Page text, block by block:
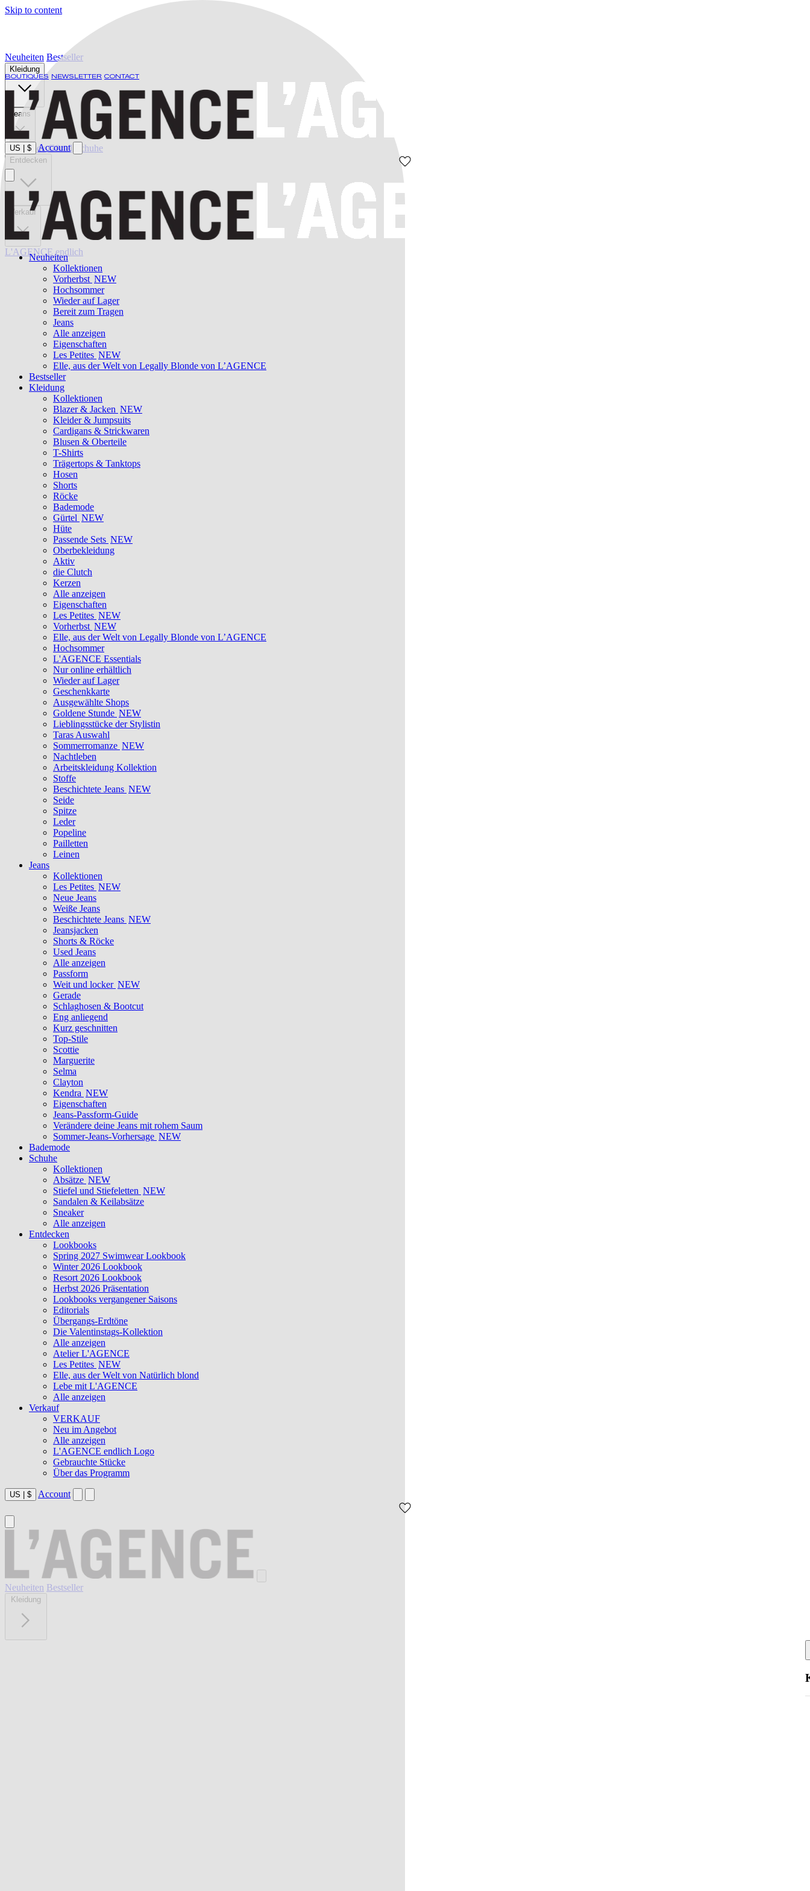
Skip to content
BOUTIQUES NEWSLETTER CONTACT
US $ Account
Neuheiten
Kollektionen
Vorherbst NEW
Hochsommer
Wieder auf Lager
Bereit zum Tragen
Jeans
Alle anzeigen
Eigenschaften
Les Petites NEW
Elle, aus der Welt von Legally Blonde von L’AGENCE
Bestseller
Kleidung
Kollektionen
Blazer & Jacken NEW
Kleider & Jumpsuits
Cardigans & Strickwaren
Blusen & Oberteile
T-Shirts
Trägertops & Tanktops
Hosen
Shorts
Röcke
Bademode
Gürtel NEW
Hüte
Passende Sets NEW
Oberbekleidung
Aktiv
die Clutch
Kerzen
Alle anzeigen
Eigenschaften
Les Petites NEW
Vorherbst NEW
Elle, aus der Welt von Legally Blonde von L’AGENCE
Hochsommer
L'AGENCE Essentials
Nur online erhältlich
Wieder auf Lager
Geschenkkarte
Ausgewählte Shops
Goldene Stunde NEW
Lieblingsstücke der Stylistin
Taras Auswahl
Sommerromanze NEW
Nachtleben
Arbeitskleidung Kollektion
Stoffe
Beschichtete Jeans NEW
Seide
Spitze
Leder
Popeline
Pailletten
Leinen
Jeans
Kollektionen
Les Petites NEW
Neue Jeans
Weiße Jeans
Beschichtete Jeans NEW
Jeansjacken
Shorts & Röcke
Used Jeans
Alle anzeigen
Passform
Weit und locker NEW
Gerade
Schlaghosen & Bootcut
Eng anliegend
Kurz geschnitten
Top-Stile
Scottie
Marguerite
Selma
Clayton
Kendra NEW
Eigenschaften
Jeans-Passform-Guide
Verändere deine Jeans mit rohem Saum
Sommer-Jeans-Vorhersage NEW
Bademode
Schuhe
Kollektionen
Absätze NEW
Stiefel und Stiefeletten NEW
Sandalen & Keilabsätze
Sneaker
Alle anzeigen
Entdecken
Lookbooks
Spring 2027 Swimwear Lookbook
Winter 2026 Lookbook
Resort 2026 Lookbook
Herbst 2026 Präsentation
Lookbooks vergangener Saisons
Editorials
Übergangs-Erdtöne
Die Valentinstags-Kollektion
Alle anzeigen
Atelier L'AGENCE
Les Petites NEW
Elle, aus der Welt von Natürlich blond
Lebe mit L'AGENCE
Alle anzeigen
Verkauf
VERKAUF
Neu im Angebot
Alle anzeigen
L'AGENCE endlich Logo
Gebrauchte Stücke
Über das Programm
US $ Account
Neuheiten Bestseller
Kleidung
Neuheiten Bestseller
Kleidung
Jeans
Bademode Gürtel Schuhe
Entdecken
Verkauf
L'AGENCE endlich